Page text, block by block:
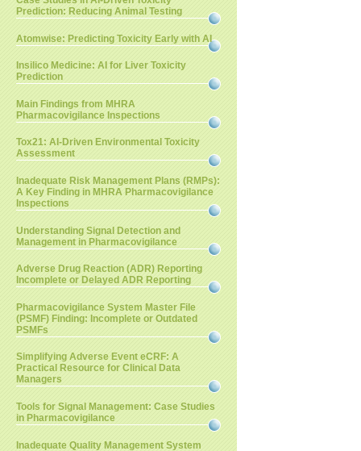
Prediction: Reducing Animal Testing
Atomwise: Predicting Toxicity Early with AI
Insilico Medicine: AI for Liver Toxicity
Prediction
Main Findings from MHRA
Pharmacovigilance Inspections
Tox21: AI-Driven Environmental Toxicity
Assessment
Inadequate Risk Management Plans (RMPs):
A Key Finding in MHRA Pharmacovigilance
Inspections
Understanding Signal Detection and
Management in Pharmacovigilance
Adverse Drug Reaction (ADR) Reporting
Incomplete or Delayed ADR Reporting
Pharmacovigilance System Master File
(PSMF) Finding: Incomplete or Outdated
PSMFs
Simplifying Adverse Event eCRF: A
Practical Resource for Clinical Data
Managers
Tools for Signal Management: Case Studies
in Pharmacovigilance
Inadequate Quality Management System